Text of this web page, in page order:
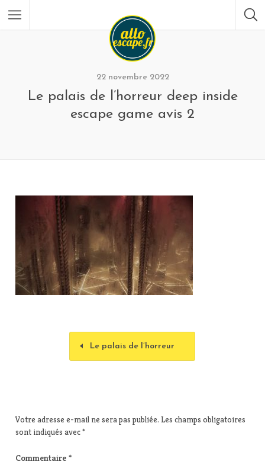
22 novembre 2022
Le palais de l’horreur deep inside
escape game avis 2
Le palais de l’horreur
Votre adresse e-mail ne sera pas publiée. Les champs obligatoires
sont indiqués avec*
Commentaire *